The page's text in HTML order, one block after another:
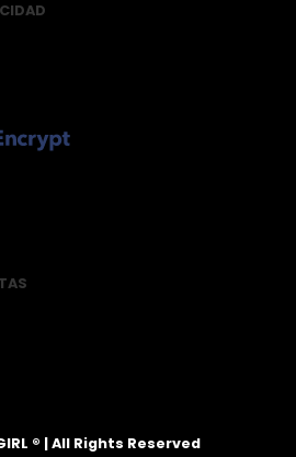
® | All Rights Reserved